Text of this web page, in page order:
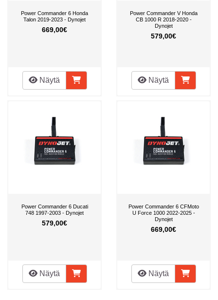
Power Commander 6 Honda
Talon 2019-2023 - Dynojet
669,00€
Näytä
Power Commander V Honda
CB 1000 R 2018-2020 -
Dynojet
579,00€
Näytä
Power Commander 6 Ducati
748 1997-2003 - Dynojet
579,00€
Näytä
Power Commander 6 CFMoto
U Force 1000 2022-2025 -
Dynojet
669,00€
Näytä